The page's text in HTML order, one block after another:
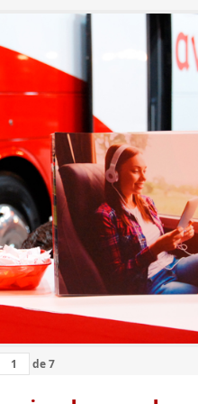
de7